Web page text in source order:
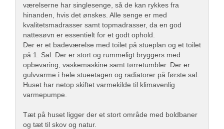
værelserne har singlesenge, så de kan rykkes fra
hinanden, hvis det ønskes. Alle senge er med
kvalitetsmadrasser samt topmadrasser, da en god
nattesøvn er essentielt for et godt ophold.
Der er et badeværelse med toilet på stueplan og et toilet
på 1. Sal. Der er stort og rummeligt bryggers med
opbevaring, vaskemaskine samt tørretumbler. Der er
gulvvarme i hele stueetagen og radiatorer på første sal.
Huset har netop skiftet varmekilde til klimavenlig
varmepumpe.
Tæt på huset ligger der et stort område med boldbaner
og tæt til skov og natur.